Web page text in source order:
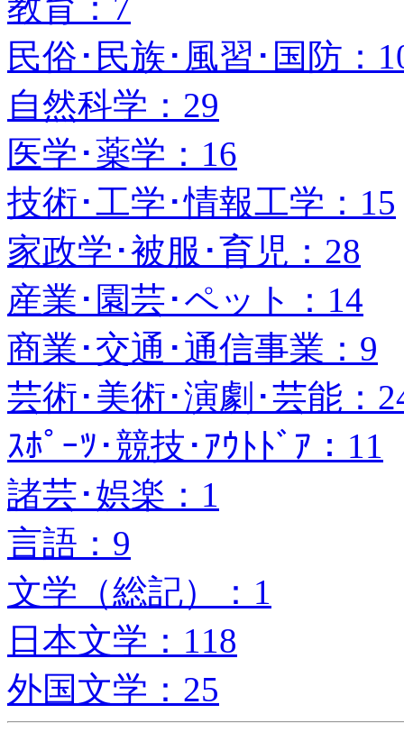
民俗･民族･風習･国防：
自然科学：29
医学･薬学：16
技術･工学･情報工学：15
家政学･被服･育児：28
産業･園芸･ペット：14
商業･交通･通信事業：9
芸術･美術･演劇･芸能：
ｽﾎﾟｰﾂ･競技･ｱｳﾄﾄﾞｱ：11
諸芸･娯楽：1
言語：9
文学（総記）：1
日本文学：118
外国文学：25